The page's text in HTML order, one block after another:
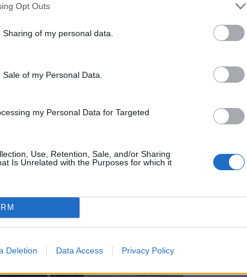
Opt Outs
of my personal data.
of my Personal Data.
my Personal Data for Targeted
Use, Retention, Sale, and/or Sharing
Is Unrelated with the Purposes for which it
Deletion Data Access Privacy Policy